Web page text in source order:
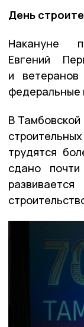
День
Накануне
Евгений
и ветеранов
федеральные
В Тамбовской
трудятся
сдано